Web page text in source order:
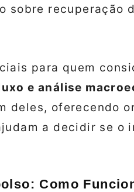
sobre recuperação
para quem
e análise
deles, oferecendo
a decidir se o
Como